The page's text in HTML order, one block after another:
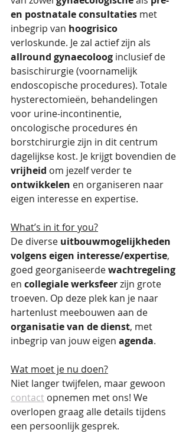
en postnatale consultaties met
inbegrip van hoogrisico
verloskunde. Je zal actief zijn als
allround gynaecoloog inclusief de
basischirurgie (voornamelijk
endoscopische procedures). Totale
hysterectomieën, behandelingen
voor urine-incontinentie,
oncologische procedures én
borstchirurgie zijn in dit centrum
dagelijkse kost. Je krijgt bovendien de
vrijheid om jezelf verder te
ontwikkelen en organiseren naar
eigen interesse en expertise.
What’s in it for you?
De diverse uitbouwmogelijkheden
volgens eigen interesse/expertise,
goed georganiseerde wachtregeling
en collegiale werksfeer zijn grote
troeven. Op deze plek kan je naar
hartenlust meebouwen aan de
organisatie van de dienst, met
inbegrip van jouw eigen agenda.
Wat moet je nu doen?
Niet langer twijfelen, maar gewoon
contact opnemen met ons! We
overlopen graag alle details tijdens
een persoonlijk gesprek.